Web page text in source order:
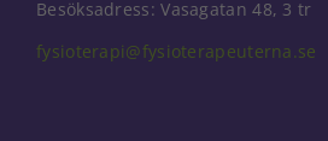
Besöksadress: Vasagatan 48, 3 tr
fysioterapi@fysioterapeuterna.se